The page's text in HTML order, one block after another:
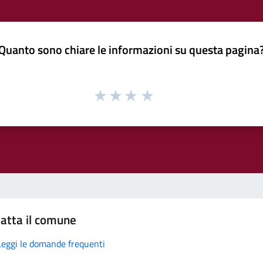
sono chiare le informazioni su questa
il comune
le domande frequenti